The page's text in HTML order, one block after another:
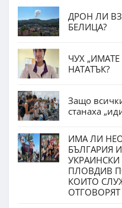
ДРОН ЛИ
БЕЛИЦА?
ЧУХ
НАТАТЪК?
Защо
станаха
ИМА ЛИ
БЪЛГАРИЯ
ПЛОВДИВ
КОИТО
ОТГОВОРЯТ